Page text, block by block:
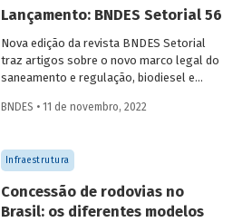
Lançamento: BNDES Setorial 56
Nova edição da revista BNDES Setorial
traz artigos sobre o novo marco legal do
saneamento e regulação, biodiesel e
leasing de aeronaves no setor de
BNDES • 11 de novembro, 2022
Infraestrutura
Concessão de rodovias no
Brasil: os diferentes modelos